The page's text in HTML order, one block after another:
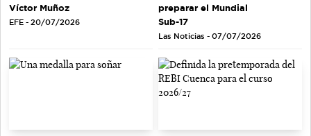
Víctor Muñoz
EFE - 20/07/2026
preparar el Mundial
Sub-17
Las Noticias - 07/07/2026